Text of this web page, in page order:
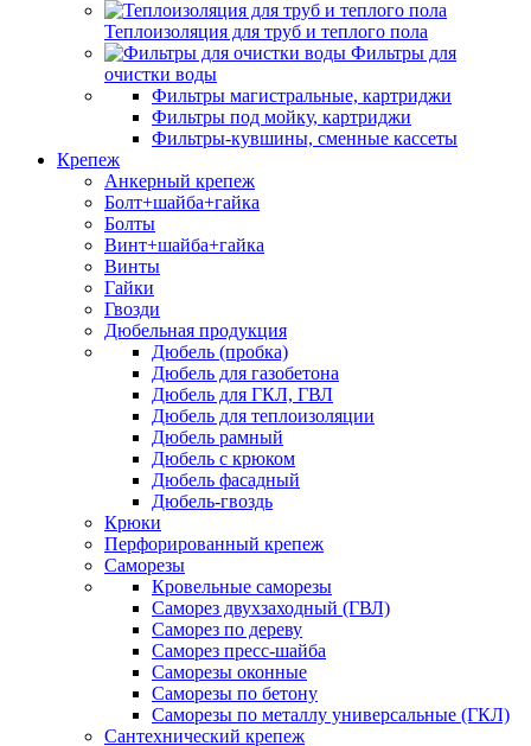
Теплоизоляция для труб и теплого пола
Фильтры для
очистки воды
Фильтры магистральные, картриджи
Фильтры под мойку, картриджи
Фильтры-кувшины, сменные кассеты
Крепеж
Анкерный крепеж
Болт+шайба+гайка
Болты
Винт+шайба+гайка
Винты
Гайки
Гвозди
Дюбельная продукция
Дюбель (пробка)
Дюбель для газобетона
Дюбель для ГКЛ, ГВЛ
Дюбель для теплоизоляции
Дюбель рамный
Дюбель с крюком
Дюбель фасадный
Дюбель-гвоздь
Крюки
Перфорированный крепеж
Саморезы
Кровельные саморезы
Саморез двухзаходный (ГВЛ)
Саморез по дереву
Саморез пресс-шайба
Саморезы оконные
Саморезы по бетону
Саморезы по металлу универсальные (ГКЛ)
Сантехнический крепеж